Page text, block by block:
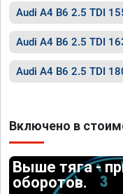
Audi A4 B6 2.5 TDI
Audi A4 B6 2.5 TDI
Audi A4 B6 2.5 TDI
Включено в
Выше тяга -
оборотов.